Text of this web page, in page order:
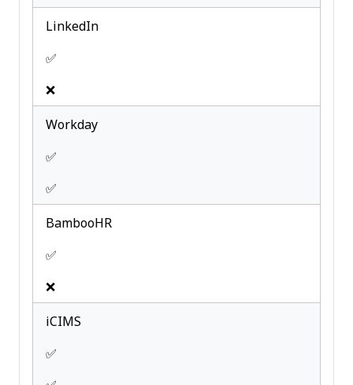
LinkedIn
✅
❌
Workday
✅
✅
BambooHR
✅
❌
iCIMS
✅